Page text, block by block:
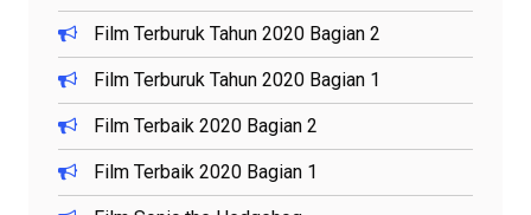
Film Terburuk Tahun 2020 Bagian 2
Film Terburuk Tahun 2020 Bagian 1
Film Terbaik 2020 Bagian 2
Film Terbaik 2020 Bagian 1